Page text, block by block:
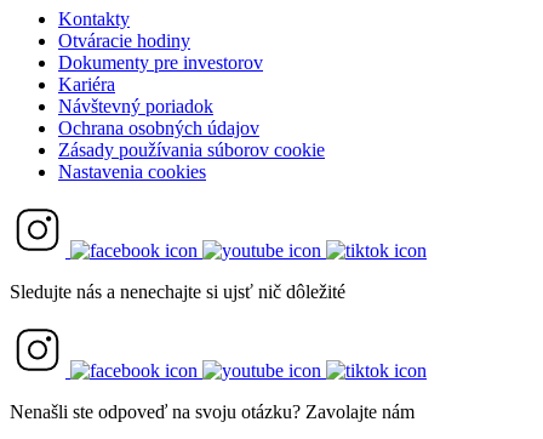
Kontakty
Otváracie hodiny
Dokumenty pre investorov
Kariéra
Návštevný poriadok
Ochrana osobných údajov
Zásady používania súborov cookie
Nastavenia cookies
Sledujte nás a nenechajte si ujsť nič dôležité
Nenašli ste odpoveď na svoju otázku? Zavolajte nám